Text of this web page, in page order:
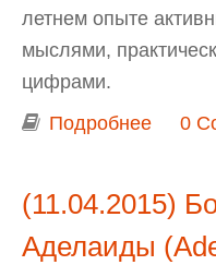
летнем опыте
мыслями,
цифрами.
Подробнее о 0
(11.04.2015)
Аделаиды